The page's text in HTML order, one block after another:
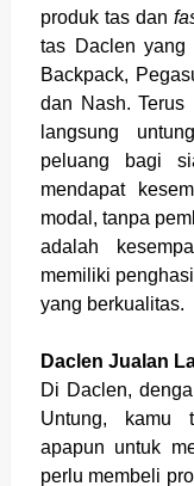
produk tas dan
tas Daclen yang
Backpack,
dan Nash.
langsung
peluang bagi
mendapat
modal, tanpa
adalah
memiliki
yang berkualitas.
Daclen Jualan
Di Daclen,
Untung, kamu
apapun untuk
perlu membeli